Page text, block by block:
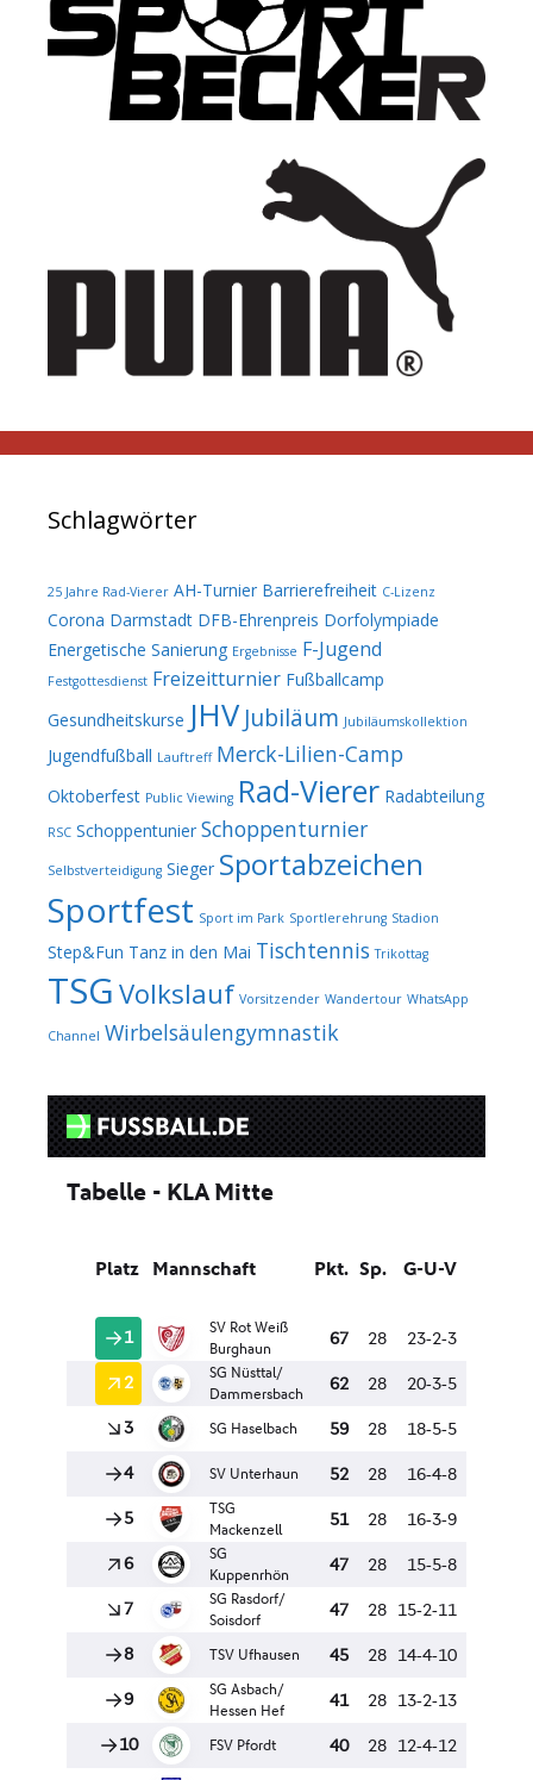
Schlagwörter
25 Jahre Rad-Vierer AH-Turnier Barrierefreiheit C-Lizenz
Corona Darmstadt DFB-Ehrenpreis Dorfolympiade
Energetische Sanierung Ergebnisse F-Jugend
Festgottesdienst Freizeitturnier Fußballcamp
Gesundheitskurse JHV Jubiläum Jubiläumskollektion
Jugendfußball Lauftreff Merck-Lilien-Camp
Oktoberfest Public Viewing Rad-Vierer Radabteilung
RSC Schoppentunier Schoppenturnier
Selbstverteidigung Sieger Sportabzeichen
Sportfest Sport im Park Sportlerehrung Stadion
Step&Fun Tanz in den Mai Tischtennis Trikottag
TSG Volkslauf Vorsitzender Wandertour WhatsApp
Channel Wirbelsäulengymnastik